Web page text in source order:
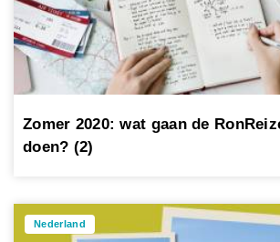
Zomer 2020: wat gaan de
doen? (2)
Nederland